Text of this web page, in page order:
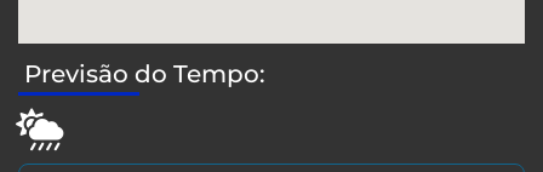
Previsão do Tempo: